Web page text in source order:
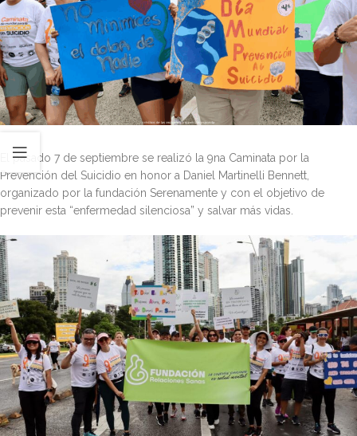
El pasado 7 de septiembre se realizó la 9na Caminata por la
Prevención del Suicidio en honor a Daniel Martinelli Bennett,
organizado por la fundación Serenamente y con el objetivo de
prevenir esta “enfermedad silenciosa” y salvar más vidas.